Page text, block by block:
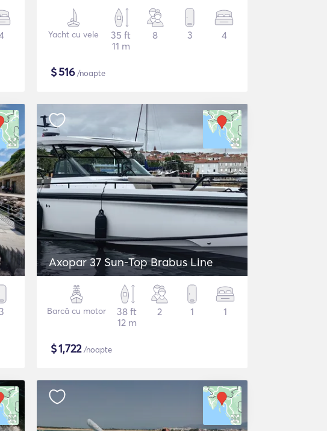
Yacht cu vele
35 ft
11 m
8 3 4
$516/noapte
Axopar 37 Sun-Top Brabus Line
Barcă cu motor
38 ft
12 m
2 1 1
$1,722/noapte